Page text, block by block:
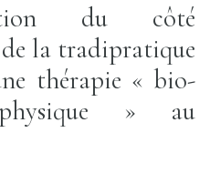
du côté
la tradipratique
thérapie « bio-
» au